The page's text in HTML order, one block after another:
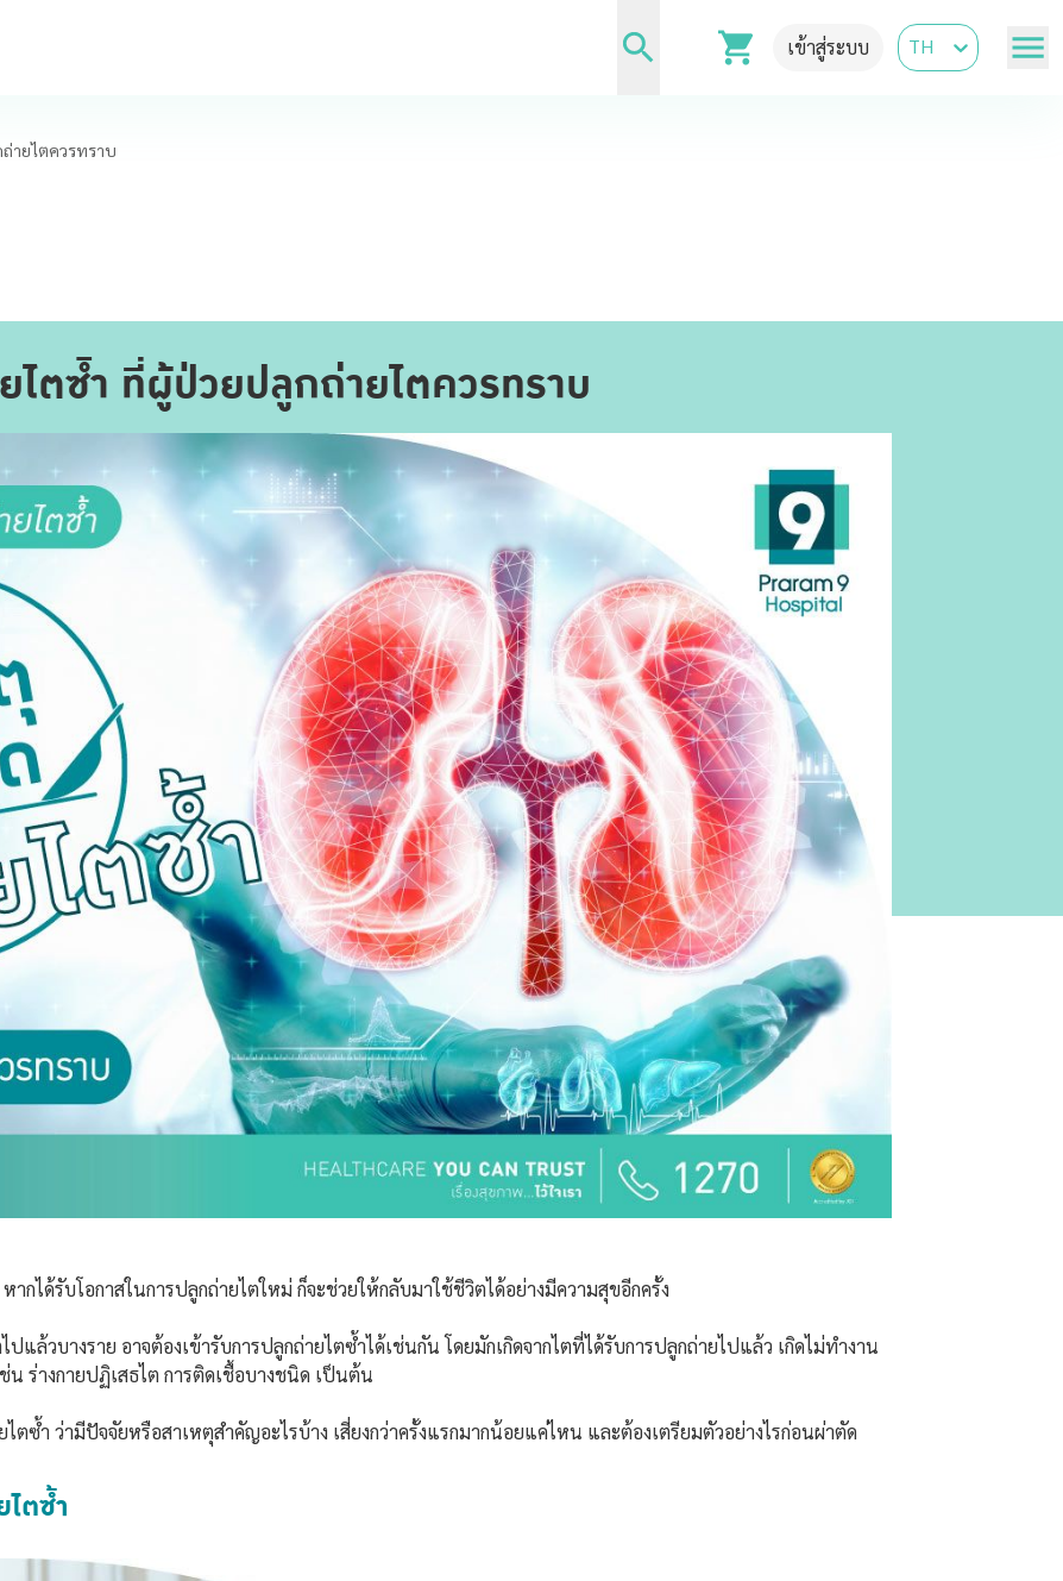
เข้าสู่ระบบ TH
ายไตควรทราบ
ตซ้ำ ที่ผู้ป่วยปลูกถ่ายไตควรทราบ
กได้รับโอกาสในการปลูกถ่ายไตใหม่ ก็จะช่วยให้กลับมาใช้ชีวิตได้อย่างมีความสุขอีกครั้ง
แล้วบางราย อาจต้องเข้ารับการปลูกถ่ายไตซ้ำได้เช่นกัน โดยมักเกิดจากไตที่ได้รับการปลูกถ่ายไปแล้ว เกิดไม่ทำงาน
ร่างกายปฏิเสธไต การติดเชื้อบางชนิด เป็นต้น
ซ้ำ ว่ามีปัจจัยหรือสาเหตุสำคัญอะไรบ้าง เสี่ยงกว่าครั้งแรกมากน้อยแค่ไหน และต้องเตรียมตัวอย่างไรก่อนผ่าตัด
ตซ้ำ